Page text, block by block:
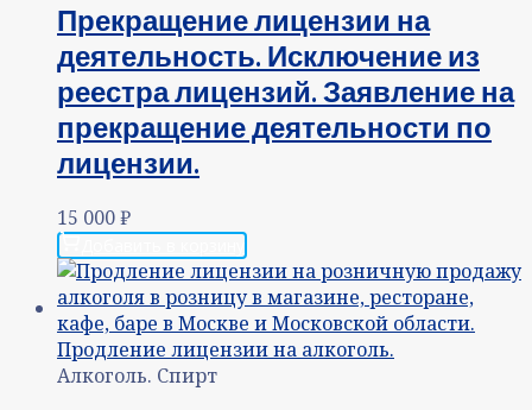
Прекращение лицензии на
деятельность. Исключение из
реестра лицензий. Заявление на
прекращение деятельности по
лицензии.
15 000₽
Алкоголь. Спирт